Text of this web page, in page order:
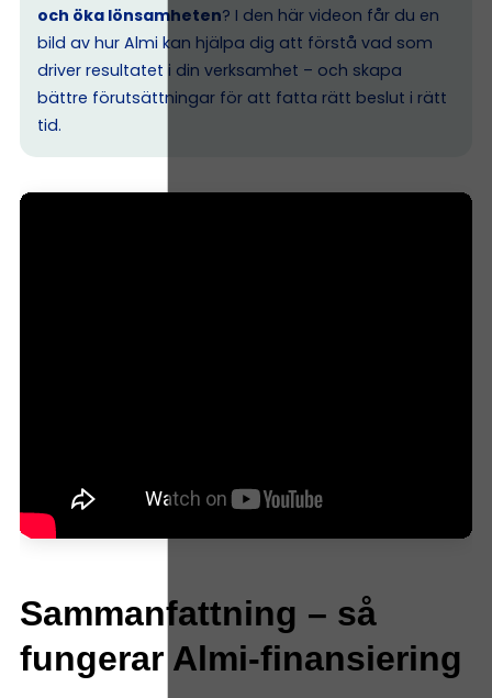
och öka lönsamheten? I den här videon får du en
bild av hur Almi kan hjälpa dig att förstå vad som
driver resultatet i din verksamhet – och skapa
bättre förutsättningar för att fatta rätt beslut i rätt
tid.
Sammanfattning – så
fungerar Almi-finansiering